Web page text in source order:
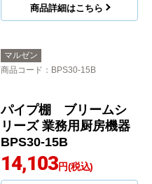
商品コード：BPS35-09B
パイプ棚 ブリームシ
リーズ 業務用厨房機器
BPS35-09B
13,400 円(税込)
商品詳細はこちら
マルゼン